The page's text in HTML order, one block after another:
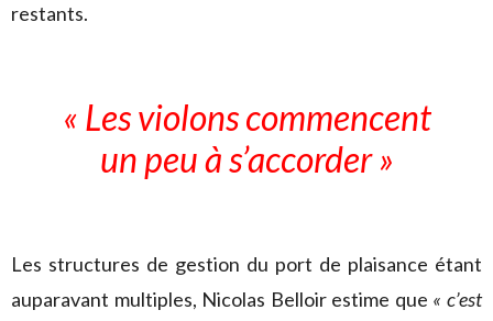
restants.
« Les violons commencent
un peu à s’accorder »
Les structures de gestion du port de plaisance étant
auparavant multiples, Nicolas Belloir estime que « c’est